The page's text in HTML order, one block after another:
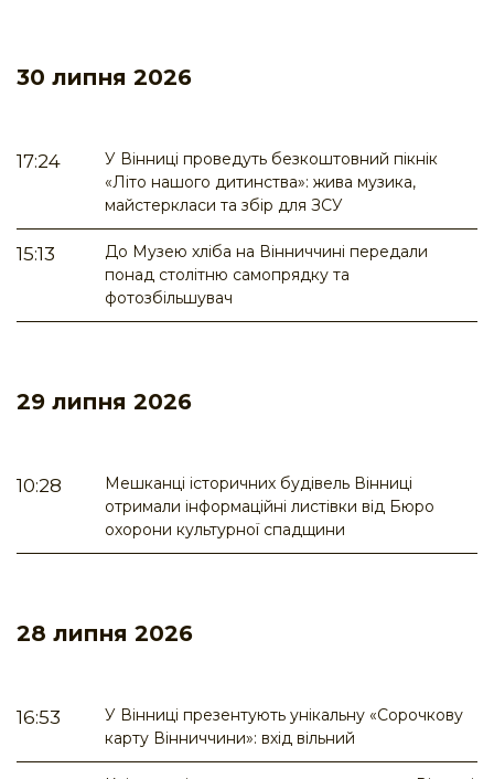
30 липня 2026
17:24
У Вінниці проведуть безкоштовний пікнік
«Літо нашого дитинства»: жива музика,
майстеркласи та збір для ЗСУ
15:13
До Музею хліба на Вінниччині передали
понад столітню самопрядку та
фотозбільшувач
29 липня 2026
10:28
Мешканці історичних будівель Вінниці
отримали інформаційні листівки від Бюро
охорони культурної спадщини
28 липня 2026
16:53
У Вінниці презентують унікальну «Сорочкову
карту Вінниччини»: вхід вільний